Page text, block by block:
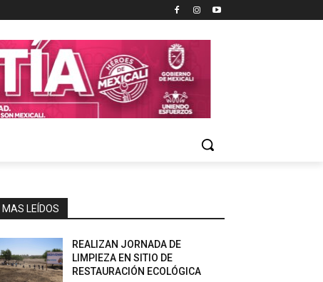
MAS LEÍDOS
REALIZAN JORNADA DE
LIMPIEZA EN SITIO DE
RESTAURACIÓN ECOLÓGICA